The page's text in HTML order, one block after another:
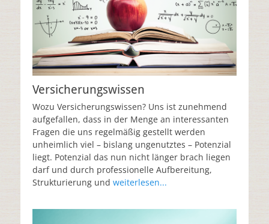
Versicherungswissen
Wozu Versicherungswissen? Uns ist zunehmend
aufgefallen, dass in der Menge an interessanten
Fragen die uns regelmäßig gestellt werden
unheimlich viel – bislang ungenutztes – Potenzial
liegt. Potenzial das nun nicht länger brach liegen
darf und durch professionelle Aufbereitung,
Strukturierung und weiterlesen...